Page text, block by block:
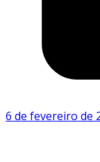
6 de fevereiro de